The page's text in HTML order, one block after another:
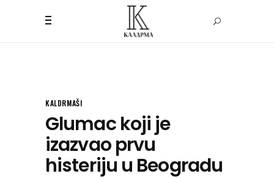
KALDRMAŠI
Glumac koji je
izazvao prvu
histeriju u Beogradu